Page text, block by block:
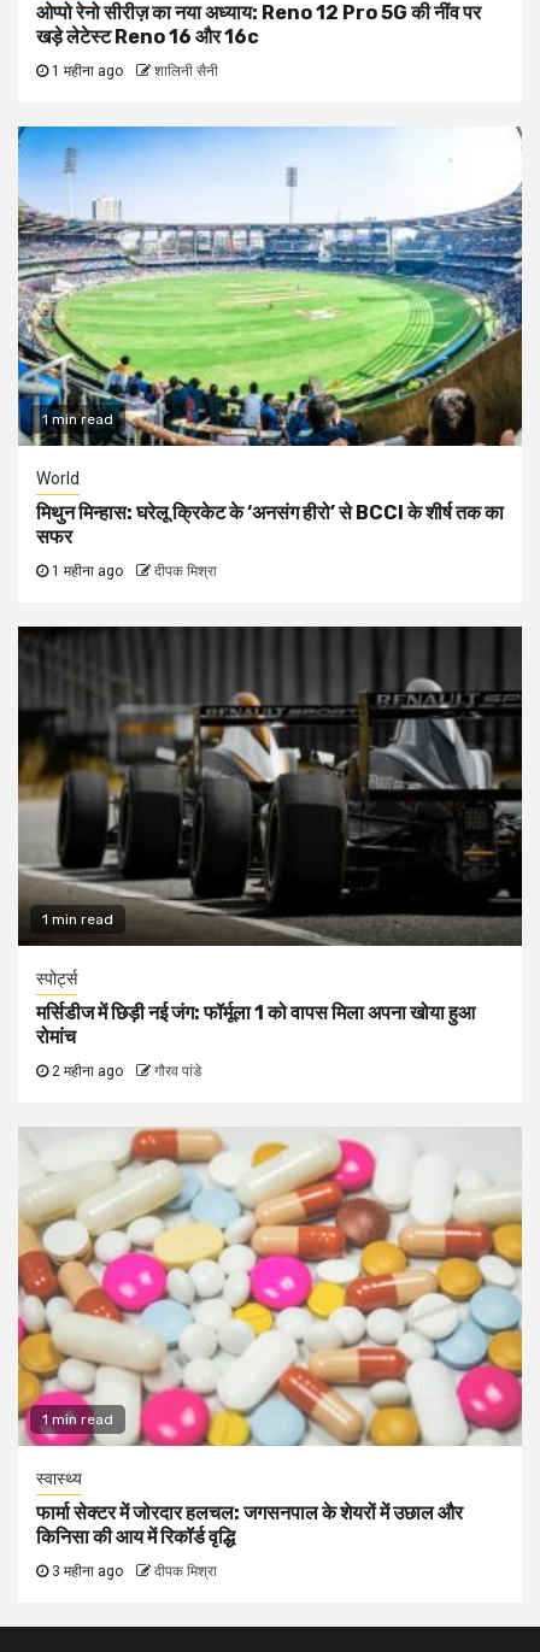
ओप्पो रेनो सीरीज़ का नया अध्याय: Reno 12 Pro 5G की नींव पर
खड़े लेटेस्ट Reno 16 और 16c
1 महीना ago शालिनी सैनी
1 min read
World
मिथुन मिन्हास: घरेलू क्रिकेट के ‘अनसंग हीरो’ से BCCI के शीर्ष तक का
सफर
1 महीना ago दीपक मिश्रा
1 min read
स्पोर्ट्स
मर्सिडीज में छिड़ी नई जंग: फॉर्मूला 1 को वापस मिला अपना खोया हुआ
रोमांच
2 महीना ago गौरव पांडे
1 min read
स्वास्थ्य
फार्मा सेक्टर में जोरदार हलचल: जगसनपाल के शेयरों में उछाल और
किनिसा की आय में रिकॉर्ड वृद्धि
3 महीना ago दीपक मिश्रा